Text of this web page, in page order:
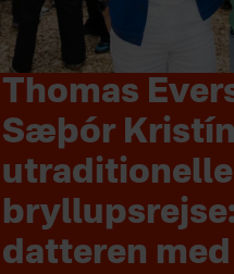
Thomas
Sæþór
utraditionelle
datteren med